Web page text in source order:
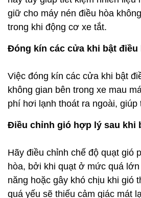
phí hơi lạnh thoát ra ngoài, giúp
Điều chỉnh gió hợp lý sau khi
Hãy điều chỉnh chế độ quạt gió
năng hoặc gây khó chịu khi gió
quá yếu sẽ thiếu cảm giác mát
thường
Khi xe chạy ngoài thời tiết bình
lấy gió từ môi trường để thêm
trong xe, Khi mới bật điều hòa